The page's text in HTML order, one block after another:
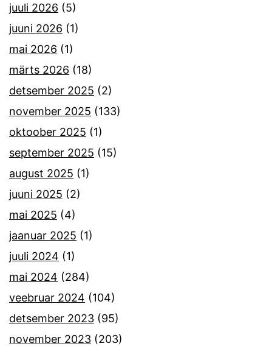
juuli 2026 (5)
juuni 2026 (1)
mai 2026 (1)
märts 2026 (18)
detsember 2025 (2)
november 2025 (133)
oktoober 2025 (1)
september 2025 (15)
august 2025 (1)
juuni 2025 (2)
mai 2025 (4)
jaanuar 2025 (1)
juuli 2024 (1)
mai 2024 (284)
veebruar 2024 (104)
detsember 2023 (95)
november 2023 (203)